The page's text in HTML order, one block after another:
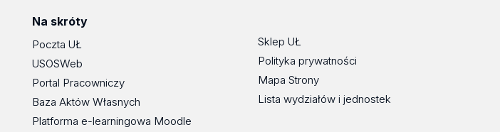
Na skróty
Poczta UŁ
USOSWeb
Portal Pracowniczy
Baza Aktów Własnych
Platforma e-learningowa Moodle
Sklep UŁ
Polityka prywatności
Mapa Strony
Lista wydziałów i jednostek